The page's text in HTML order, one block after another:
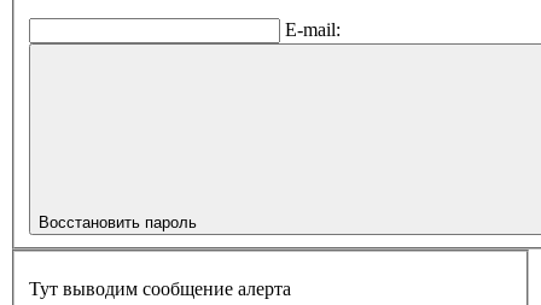
E-mail:
Восстановить пароль
Тут выводим сообщение алерта